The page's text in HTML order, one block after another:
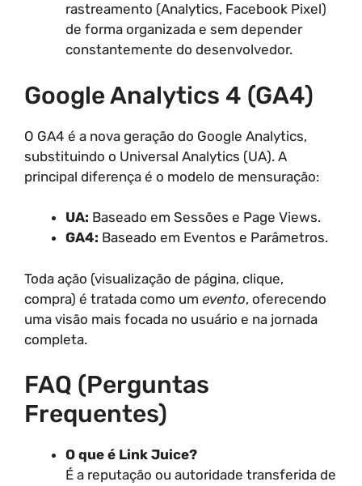
rastreamento (Analytics, Facebook Pixel)
de forma organizada e sem depender
constantemente do desenvolvedor.
Google Analytics 4 (GA4)
O GA4 é a nova geração do Google Analytics,
substituindo o Universal Analytics (UA). A
principal diferença é o modelo de mensuração:
UA: Baseado em Sessões e Page Views.
GA4: Baseado em Eventos e Parâmetros.
Toda ação (visualização de página, clique,
compra) é tratada como um evento, oferecendo
uma visão mais focada no usuário e na jornada
completa.
FAQ (Perguntas
Frequentes)
O que é Link Juice?
É a reputação ou autoridade transferida de